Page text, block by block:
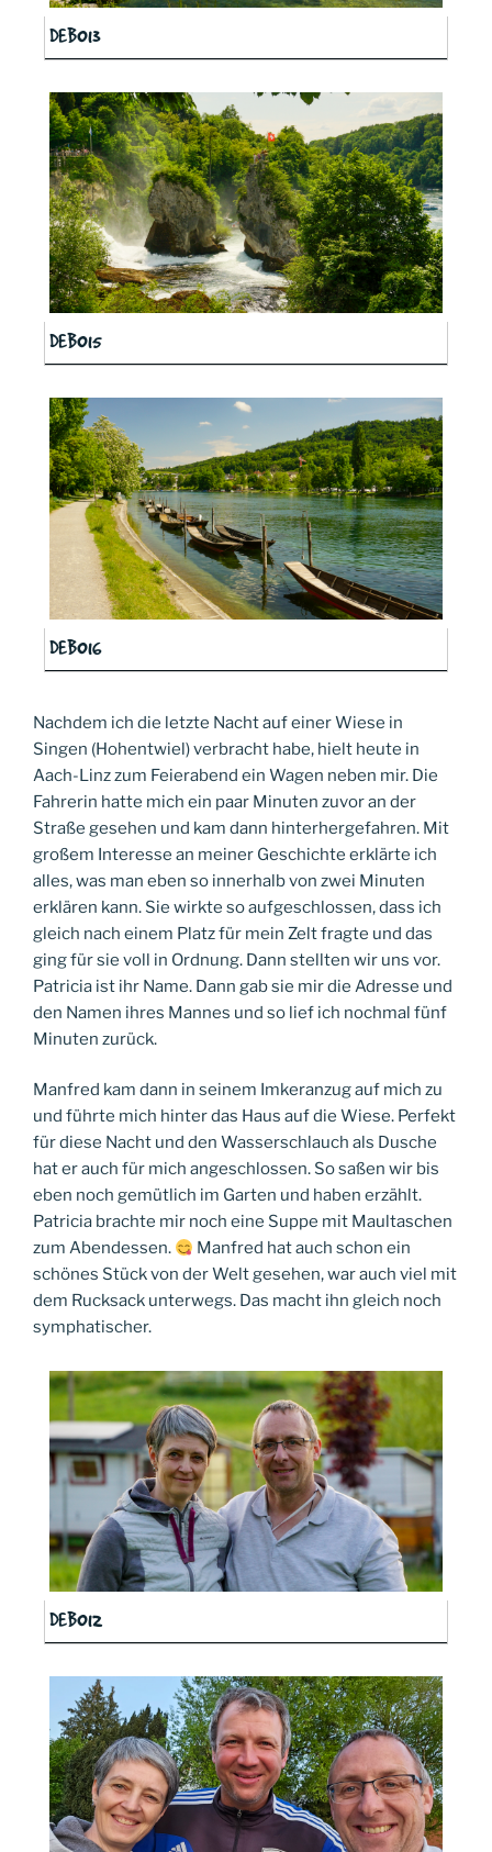
DEB013
DEB015
DEB016
Nachdem ich die letzte Nacht auf einer Wiese in
Singen (Hohentwiel) verbracht habe, hielt heute in
Aach-Linz zum Feierabend ein Wagen neben mir. Die
Fahrerin hatte mich ein paar Minuten zuvor an der
Straße gesehen und kam dann hinterhergefahren. Mit
großem Interesse an meiner Geschichte erklärte ich
alles, was man eben so innerhalb von zwei Minuten
erklären kann. Sie wirkte so aufgeschlossen, dass ich
gleich nach einem Platz für mein Zelt fragte und das
ging für sie voll in Ordnung. Dann stellten wir uns vor.
Patricia ist ihr Name. Dann gab sie mir die Adresse und
den Namen ihres Mannes und so lief ich nochmal fünf
Minuten zurück.
Manfred kam dann in seinem Imkeranzug auf mich zu
und führte mich hinter das Haus auf die Wiese. Perfekt
für diese Nacht und den Wasserschlauch als Dusche
hat er auch für mich angeschlossen. So saßen wir bis
eben noch gemütlich im Garten und haben erzählt.
Patricia brachte mir noch eine Suppe mit Maultaschen
zum Abendessen.
Manfred hat auch schon ein
schönes Stück von der Welt gesehen, war auch viel mit
dem Rucksack unterwegs. Das macht ihn gleich noch
symphatischer.
DEB012